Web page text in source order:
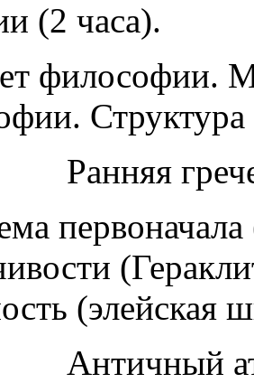
(2 часа).
философии.
Ранняя
(элейская
Античный